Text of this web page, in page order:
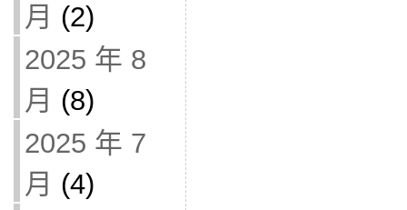
月 (2)
2025 年 8
月 (8)
2025 年 7
月 (4)